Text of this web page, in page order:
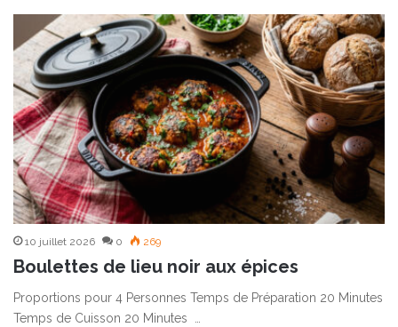
10 juillet 2026 0 269
Boulettes de lieu noir aux épices
Proportions pour 4 Personnes Temps de Préparation 20 Minutes
Temps de Cuisson 20 Minutes …